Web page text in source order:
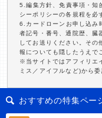
5.編集方針、免責事項・知
シーポリシーの各規程を必
6.カードローンお申し込み
者記号・番号、通院歴、臓
してお送りください。その
報についても隠したうえで
※当サイトではアフィリエ
ミス／アイフルなど)から
おすすめの特集ペー